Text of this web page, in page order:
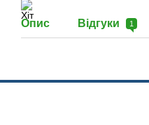
Опис Відгуки 1